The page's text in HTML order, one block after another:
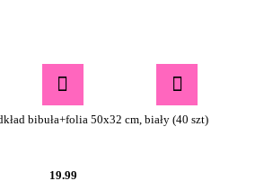
bibuła+folia 50x32 cm, biały (40 szt)
19.99